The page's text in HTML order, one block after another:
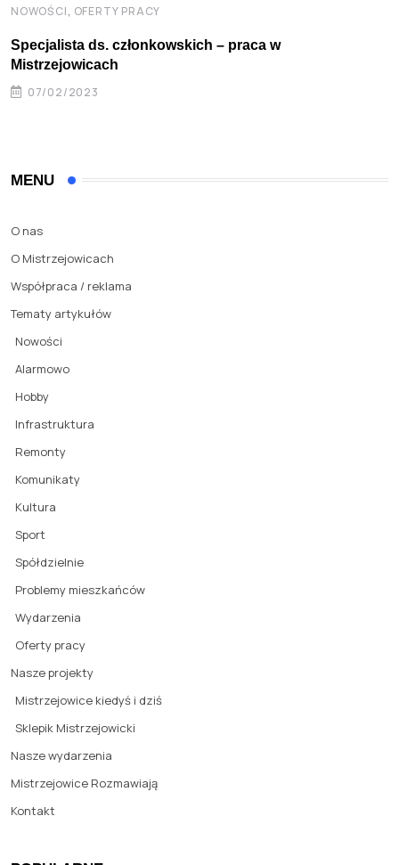
NOWOŚCI, OFERTY PRACY
Specjalista ds. członkowskich – praca w
Mistrzejowicach
07/02/2023
MENU
O nas
O Mistrzejowicach
Współpraca / reklama
Tematy artykułów
Nowości
Alarmowo
Hobby
Infrastruktura
Remonty
Komunikaty
Kultura
Sport
Spółdzielnie
Problemy mieszkańców
Wydarzenia
Oferty pracy
Nasze projekty
Mistrzejowice kiedyś i dziś
Sklepik Mistrzejowicki
Nasze wydarzenia
Mistrzejowice Rozmawiają
Kontakt